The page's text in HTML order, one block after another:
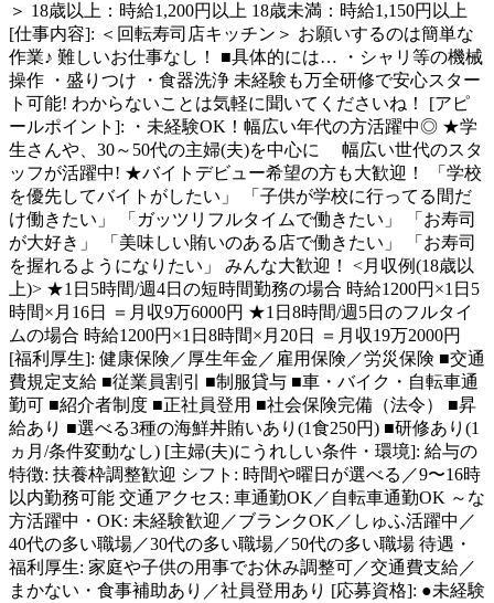
＞ 18歳以上：時給1,200円以上 18歳未満：時給1,150円以上
[仕事内容]: ＜回転寿司店キッチン＞ お願いするのは簡単な
作業♪ 難しいお仕事なし！ ■具体的には… ・シャリ等の機械
操作 ・盛りつけ ・食器洗浄 未経験も万全研修で安心スター
ト可能! わからないことは気軽に聞いてくださいね！ [アピ
ールポイント]: ・未経験OK！幅広い年代の方活躍中◎ ★学
生さんや、30～50代の主婦(夫)を中心に 幅広い世代のスタ
ッフが活躍中! ★バイトデビュー希望の方も大歓迎！ 「学校
を優先してバイトがしたい」 「子供が学校に行ってる間だ
け働きたい」 「ガッツリフルタイムで働きたい」 「お寿司
が大好き」 「美味しい賄いのある店で働きたい」 「お寿司
を握れるようになりたい」 みんな大歓迎！ <月収例(18歳以
上)> ★1日5時間/週4日の短時間勤務の場合 時給1200円×1日5
時間×月16日 ＝月収9万6000円 ★1日8時間/週5日のフルタイ
ムの場合 時給1200円×1日8時間×月20日 ＝月収19万2000円
[福利厚生]: 健康保険／厚生年金／雇用保険／労災保険 ■交通
費規定支給 ■従業員割引 ■制服貸与 ■車・バイク・自転車通
勤可 ■紹介者制度 ■正社員登用 ■社会保険完備（法令） ■昇
給あり ■選べる3種の海鮮丼賄いあり(1食250円) ■研修あり(1
ヵ月/条件変動なし) [主婦(夫)にうれしい条件・環境]: 給与の
特徴: 扶養枠調整歓迎 シフト: 時間や曜日が選べる／9〜16時
以内勤務可能 交通アクセス: 車通勤OK／自転車通勤OK ～な
方活躍中・OK: 未経験歓迎／ブランクOK／しゅふ活躍中／
40代の多い職場／30代の多い職場／50代の多い職場 待遇・
福利厚生: 家庭や子供の用事でお休み調整可／交通費支給／
まかない・食事補助あり／社員登用あり [応募資格]: ●未経験